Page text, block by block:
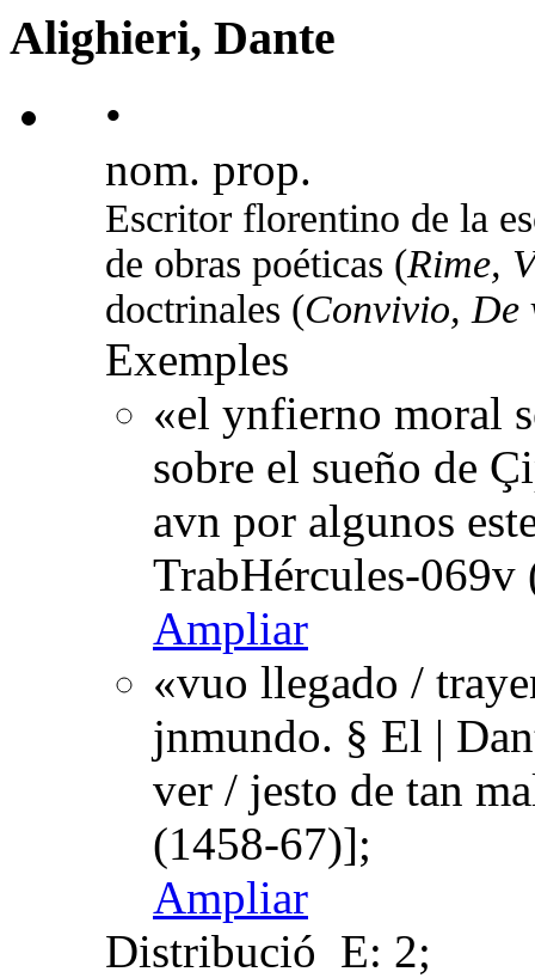
Alighieri, Dante
•
nom. prop.
Escritor florentino de la
de obras poéticas (Rime,
doctrinales (Convivio, De
Exemples
«el ynfierno moral
sobre el sueño de
avn por algunos
TrabHércules-069v
Ampliar
«vuo llegado /
jnmundo. § El |
ver / jesto de tan
(1458-67)];
Ampliar
Distribució E: 2;